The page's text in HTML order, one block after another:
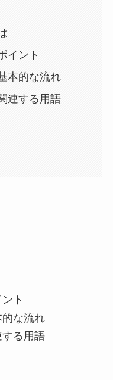
イント
本的な流れ
連する用語
ト
な流れ
る用語